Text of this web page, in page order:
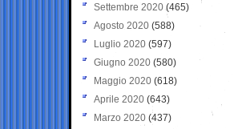
Settembre 2020(465)
Agosto 2020 (588)
Luglio 2020 (597)
Giugno 2020 (580)
Maggio 2020 (618)
Aprile 2020 (643)
Marzo 2020 (437)